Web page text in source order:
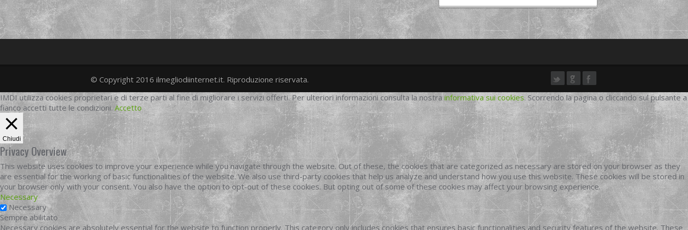
twittergoogleplus
facebook
© Copyright 2016 ilmegliodiinternet.it. Riproduzione riservata.
IMDI utilizza cookies proprietari e di terze parti al fine di migliorare i servizi offerti. Per ulteriori informazioni consulta la nostra informativa sui cookies. Scorrendo la pagina o cliccando sul pulsante a
fianco accetti tutte le condizioni. Accetto
Chiudi
Privacy Overview
This website uses cookies to improve your experience while you navigate through the website. Out of these, the cookies that are categorized as necessary are stored on your browser as they
are essential for the working of basic functionalities of the website. We also use third-party cookies that help us analyze and understand how you use this website. These cookies will be stored in
your browser only with your consent. You also have the option to opt-out of these cookies. But opting out of some of these cookies may affect your browsing experience.
Necessary
Necessary
Sempre abilitato
Necessary cookies are absolutely essential for the website to function properly. This category only includes cookies that ensures basic functionalities and security features of the website. These